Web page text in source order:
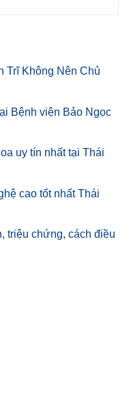
Trĩ Không Nên Chủ
Bệnh viện Bảo Ngọc
uy tín nhất tại Thái
cao tốt nhất Thái
triệu chứng, cách điều